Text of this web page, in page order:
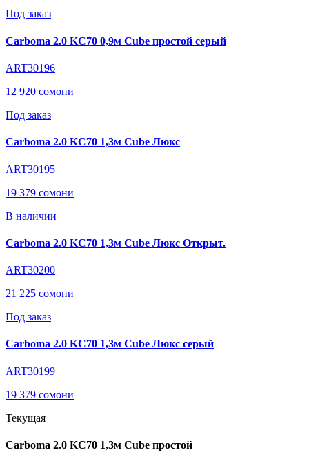
Под заказ
Carboma 2.0 KC70 0,9м Cube простой серый
ART30196
12 920 сомони
Под заказ
Carboma 2.0 KC70 1,3м Cube Люкс
ART30195
19 379 сомони
В наличии
Carboma 2.0 KC70 1,3м Cube Люкс Открыт.
ART30200
21 225 сомони
Под заказ
Carboma 2.0 KC70 1,3м Cube Люкс серый
ART30199
19 379 сомони
Текущая
Carboma 2.0 KC70 1,3м Cube простой